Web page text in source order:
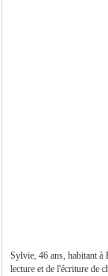
Sylvie, 46 ans, habitant à
lecture et de l'écriture de